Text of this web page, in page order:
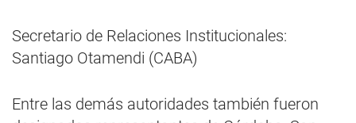
Secretario de Relaciones Institucionales:
Santiago Otamendi (CABA)
Entre las demás autoridades también fueron